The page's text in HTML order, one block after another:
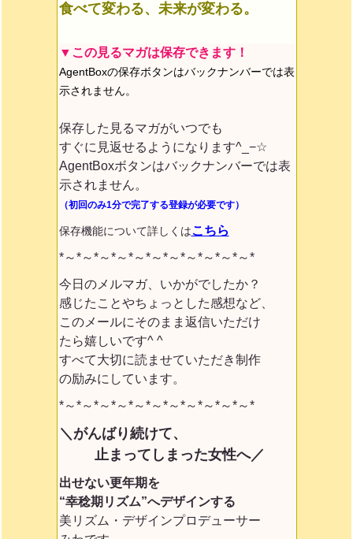
食べて変わる、未来が変わる。
▼この見るマガは保存できます！
AgentBoxの保存ボタンはバックナンバーでは表
示されません。
保存した見るマガがいつでも
すぐに見返せるようになります^_−☆
AgentBoxボタンはバックナンバーでは表
示されません。
（初回のみ1分で完了する登録が必要です）
保存機能について詳しくはこちら
*～*～*～*～*～*～*～*～*～*～*～*
今日のメルマガ、いかがでしたか？
感じたことやちょっとした感想など、
このメールにそのまま返信いただけ
たら嬉しいです^ ^
すべて大切に読ませていただき制作
の励みにしています。
*～*～*～*～*～*～*～*～*～*～*～*
＼がんばり続けて、
止まってしまった女性へ／
出せない更年期を
“幸稔期リズム”へデザインする
美リズム・デザインプロデューサー